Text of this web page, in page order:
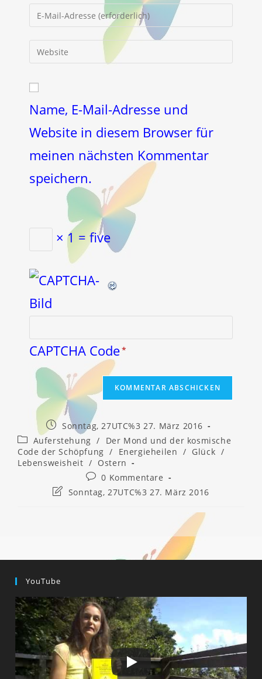
oder
Kommentieren
deine
E-
Mail-
zum
ein
deine
URL
ein
(optional)
Name, E-Mail-Adresse und
Website in diesem Browser für
meinen nächsten Kommentar
speichern.
× 1 = five
CAPTCHA Code*
Beitrag
veröffentlicht:
Sonntag, 27UTC%3 27. März 2016
Beitrags-
Kategorie:
Auferstehung /
Der Mond und der kosmische
Code der Schöpfung / Energieheilen / Glück /
Lebensweisheit / Ostern
Beitrags-
Kommentare:
0 Kommentare
BeitragSonntag, 27UTC%3 27. März 2016
YouTube